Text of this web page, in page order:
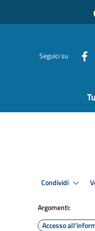
Seguici su
Condividi
Argomenti:
Accesso